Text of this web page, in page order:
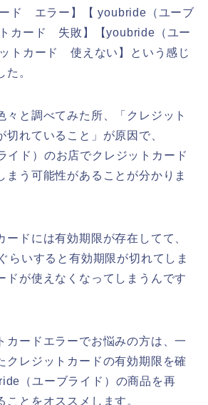
ード エラー】【 youbride（ユーブ
カード 失敗】【youbride（ユー
トカード 使えない】という感じ
た。
々と調べてみた所、「クレジット
切れていること」が原因で、
イド）のお店でクレジットカード
まう可能性があることが分かりま
ードには有効期限が存在してて、
らいすると有効期限が切れてしま
ドが使えなくなってしまうんです
カードエラーでお悩みの方は、一
クレジットカードの有効期限を確
（ユーブライド）の商品を再
ことをオススメします。